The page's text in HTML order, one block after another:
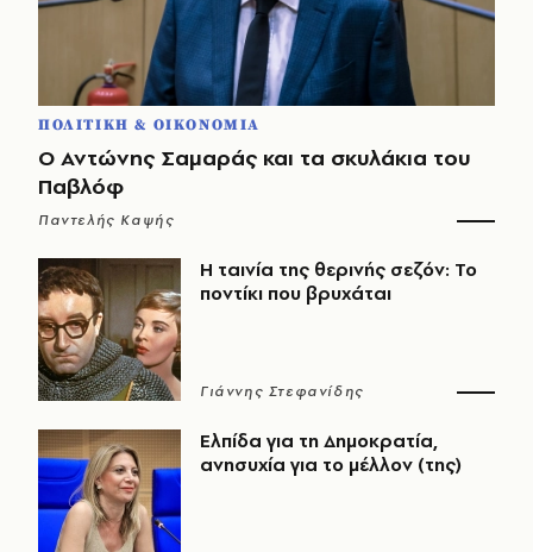
ΠΟΛΙΤΙΚΗ & ΟΙΚΟΝΟΜΙΑ
Ο Αντώνης Σαμαράς και τα σκυλάκια του
Παβλόφ
Παντελής Καψής
Η ταινία της θερινής σεζόν: Το
ποντίκι που βρυχάται
Γιάννης Στεφανίδης
Ελπίδα για τη Δημοκρατία,
ανησυχία για το μέλλον (της)